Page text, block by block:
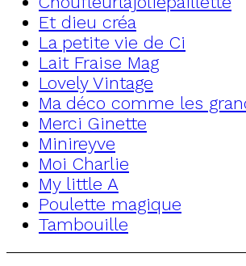
Et dieu créa
La petite vie de Ci
Lait Fraise Mag
Lovely Vintage
Ma déco comme les
Merci Ginette
Minireyve
Moi Charlie
My little A
Poulette magique
Tambouille